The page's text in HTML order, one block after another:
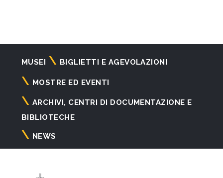
Navigazione
principale
MUSEI BIGLIETTI E AGEVOLAZIONI
MOSTRE ED EVENTI
ARCHIVI, CENTRI DI DOCUMENTAZIONE E
BIBLIOTECHE
NEWS